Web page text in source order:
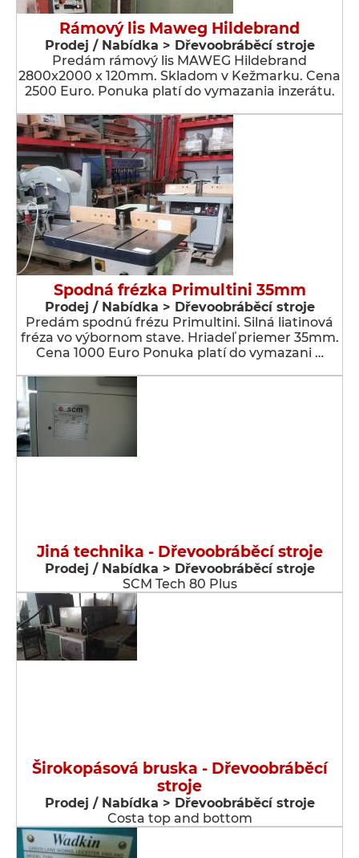
Rámový lis Maweg Hildebrand
Prodej / Nabídka > Dřevoobráběcí stroje
Predám rámový lis MAWEG Hildebrand
2800x2000 x 120mm. Skladom v Kežmarku. Cena
2500 Euro. Ponuka platí do vymazania inzerátu.
Spodná frézka Primultini 35mm
Prodej / Nabídka > Dřevoobráběcí stroje
Predám spodnú frézu Primultini. Silná liatinová
fréza vo výbornom stave. Hriadeľ priemer 35mm.
Cena 1000 Euro Ponuka platí do vymazani …
Jiná technika - Dřevoobráběcí stroje
Prodej / Nabídka > Dřevoobráběcí stroje
SCM Tech 80 Plus
Širokopásová bruska - Dřevoobráběcí
stroje
Prodej / Nabídka > Dřevoobráběcí stroje
Costa top and bottom